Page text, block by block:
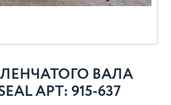
ВАЛА
АРТ: 915-637